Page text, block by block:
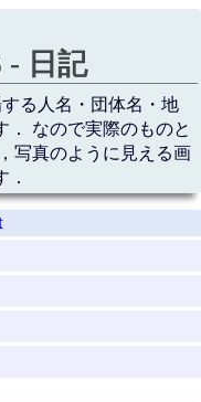
- 日記
る人名・団体名・地
． なので実際のものと
写真のように見える画